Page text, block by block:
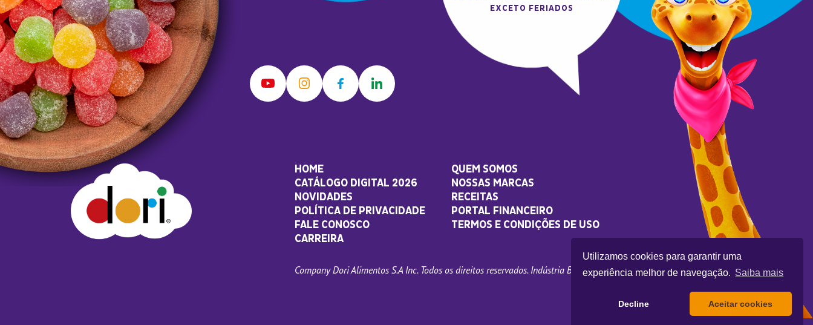
Utilizamos cookies para garantir uma
experiência melhor de navegação. Saiba mais
Decline Aceitar cookies
HOME
QUEM SOMOS
CATÁLOGO DIGITAL 2026
NOSSAS MARCAS
NOVIDADES
RECEITAS
POLÍTICA DE PRIVACIDADE
PORTAL FINANCEIRO
FALE CONOSCO
TERMOS E CONDIÇÕES DE USO
CARREIRA
Company Dori Alimentos S.A Inc. Todos os direitos reservados. Indústria Brasileira.
EXCETO FERIADOS